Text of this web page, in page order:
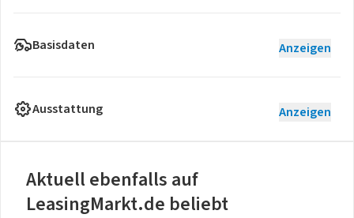
Basisdaten Anzeigen
Ausstattung Anzeigen
Aktuell ebenfalls auf
LeasingMarkt.de beliebt